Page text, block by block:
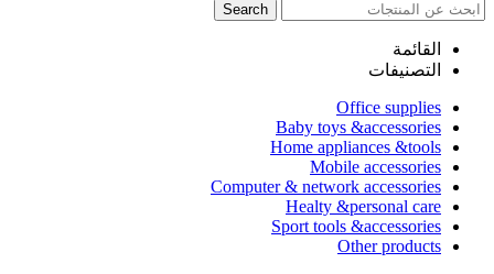
Search
القائمة
التصنيفات
Office supplies
Baby toys &accessories
Home appliances &tools
Mobile accessories
Computer & network accessories
Healty &personal care
Sport tools &accessories
Other products